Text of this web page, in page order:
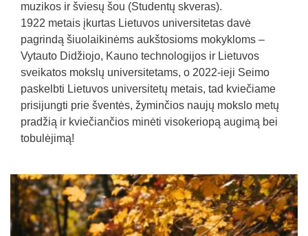
muzikos ir šviesų šou (Studentų skveras).
1922 metais įkurtas Lietuvos universitetas davė
pagrindą šiuolaikinėms aukštosioms mokykloms –
Vytauto Didžiojo, Kauno technologijos ir Lietuvos
sveikatos mokslų universitetams, o 2022-ieji Seimo
paskelbti Lietuvos universitetų metais, tad kviečiame
prisijungti prie šventės, žyminčios naujų mokslo metų
pradžią ir kviečiančios minėti visokeriopą augimą bei
tobulėjimą!